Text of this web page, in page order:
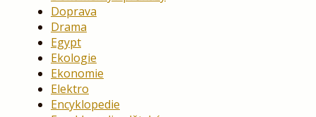
Doprava
Drama
Egypt
Ekologie
Ekonomie
Elektro
Encyklopedie